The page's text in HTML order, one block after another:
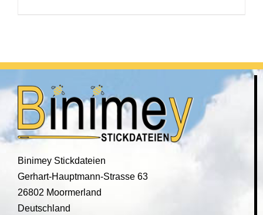
Binimey Stickdateien
Gerhart-Hauptmann-Strasse 63
26802 Moormerland
Deutschland